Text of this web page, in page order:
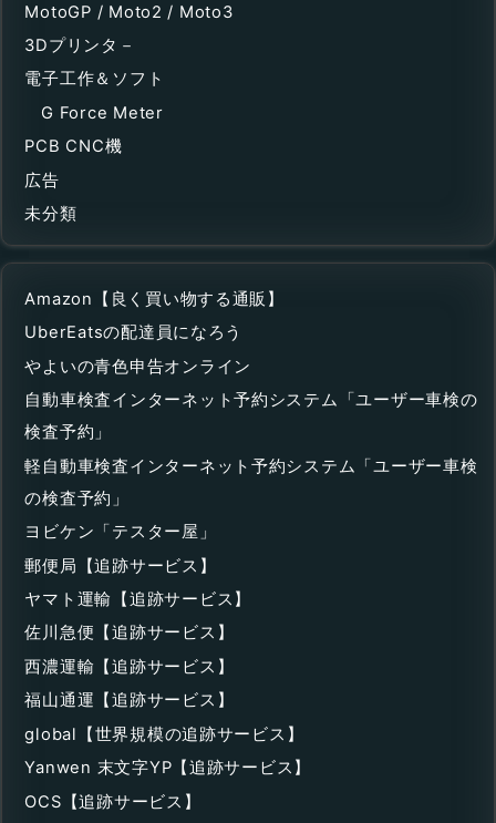
MotoGP / Moto2 / Moto3
3Dプリンタ－
電子工作＆ソフト
G Force Meter
PCB CNC機
広告
未分類
Amazon【良く買い物する通販】
UberEatsの配達員になろう
やよいの青色申告オンライン
自動車検査インターネット予約システム「ユーザー車検の
検査予約」
軽自動車検査インターネット予約システム「ユーザー車検
の検査予約」
ヨビケン「テスター屋」
郵便局【追跡サービス】
ヤマト運輸【追跡サービス】
佐川急便【追跡サービス】
西濃運輸【追跡サービス】
福山通運【追跡サービス】
global【世界規模の追跡サービス】
Yanwen 末文字YP【追跡サービス】
OCS【追跡サービス】